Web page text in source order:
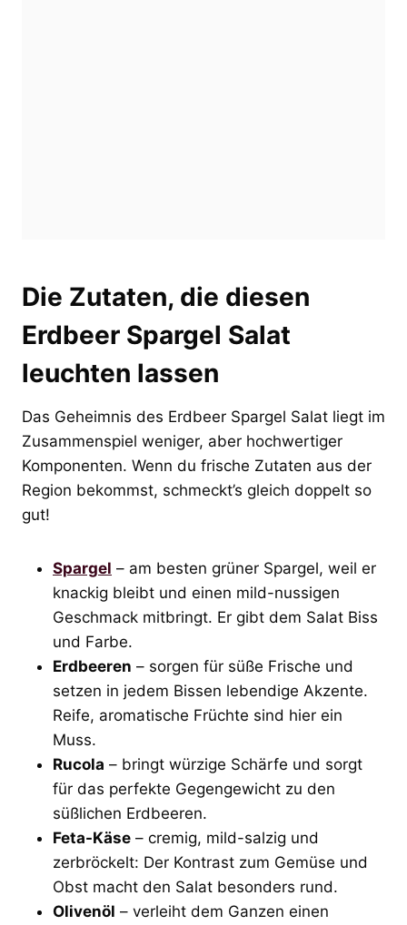
Die Zutaten, die diesen
Erdbeer Spargel Salat
leuchten lassen
Das Geheimnis des Erdbeer Spargel Salat liegt im
Zusammenspiel weniger, aber hochwertiger
Komponenten. Wenn du frische Zutaten aus der
Region bekommst, schmeckt’s gleich doppelt so
gut!
Spargel – am besten grüner Spargel, weil er
knackig bleibt und einen mild-nussigen
Geschmack mitbringt. Er gibt dem Salat Biss
und Farbe.
Erdbeeren – sorgen für süße Frische und
setzen in jedem Bissen lebendige Akzente.
Reife, aromatische Früchte sind hier ein
Muss.
Rucola – bringt würzige Schärfe und sorgt
für das perfekte Gegengewicht zu den
süßlichen Erdbeeren.
Feta-Käse – cremig, mild-salzig und
zerbröckelt: Der Kontrast zum Gemüse und
Obst macht den Salat besonders rund.
Olivenöl – verleiht dem Ganzen einen